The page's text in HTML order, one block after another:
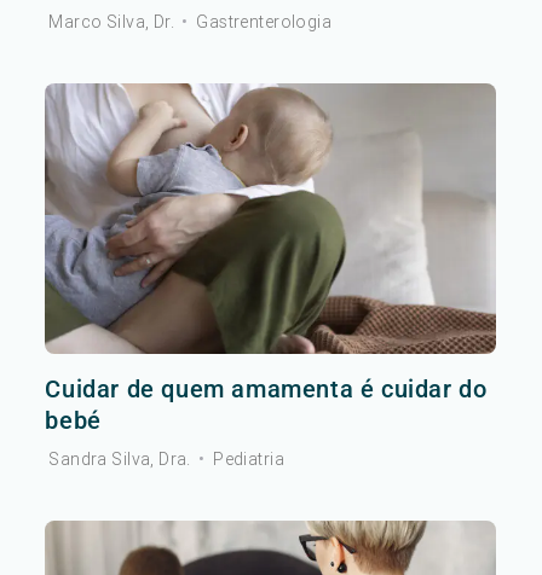
Marco Silva, Dr. • Gastrenterologia
Cuidar de quem amamenta é cuidar do
bebé
Sandra Silva, Dra. • Pediatria